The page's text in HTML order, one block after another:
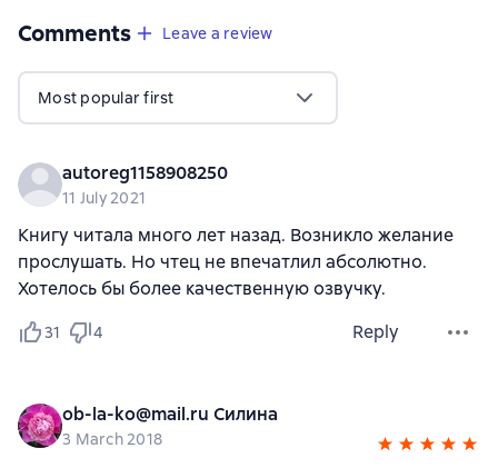
Comments 41 reviews
Leave a review
Most popular first
autoreg1158908250
11 July 2021
Книгу читала много лет назад. Возникло желание
прослушать. Но чтец не впечатлил абсолютно.
Хотелось бы более качественную озвучку.
31 4 Reply
ob-la-ko@mail.ru Силина
3 March 2018